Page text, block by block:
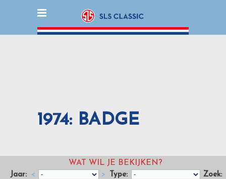
1974: BADGE
WAT WIL JE BEKIJKEN?
Jaar: < > Type: Zoek: